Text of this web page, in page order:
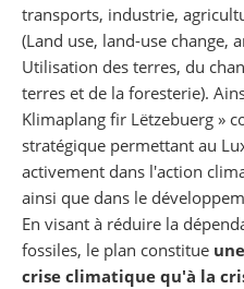
transports, industrie,
(Land use, land-use change,
Utilisation des terres, du
terres et de la foresterie).
Klimaplang fir Lëtzebuerg »
stratégique permettant au
activement dans l'action
ainsi que dans le
En visant à réduire la
fossiles, le plan constitue
crise climatique qu'à la